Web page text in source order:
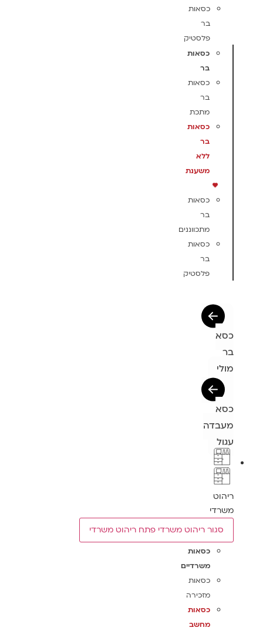
כסאות
בר
פלסטיק
כסאות
בר
כסאות
בר
מתכת
כסאות
בר
ללא
משענת
כסאות
בר
מתכווננים
כסאות
בר
פלסטיק
כסא
בר
מולי
כסא
מעבדה
עגול
ריהוט
משרדי
סגור ריהוט משרדי פתח ריהוט משרדי
כסאות
משרדיים
כסאות
מזכירה
כסאות
מחשב